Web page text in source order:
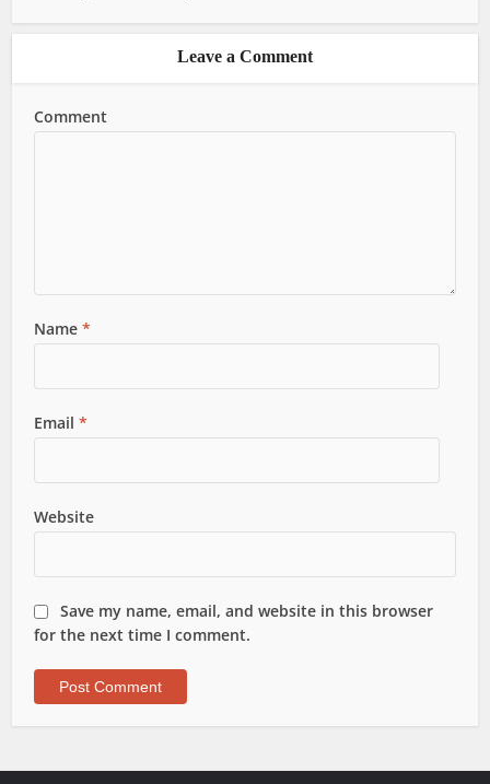
Leave a Comment
Comment
Name*
Email*
Website
Save my name, email, and website in this browser
for the next time I comment.